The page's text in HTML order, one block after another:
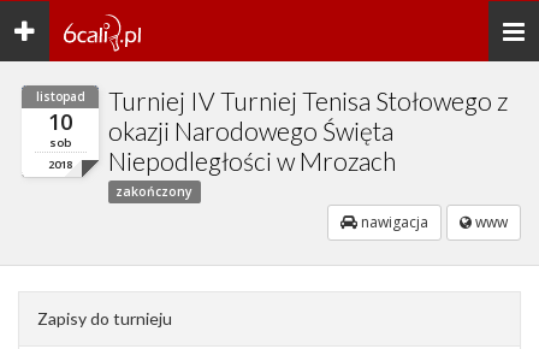
Toggle
navigation
listopad
10
sob
2018
Turniej IV Turniej Tenisa Stołowego z
okazji Narodowego Święta
Niepodległości w Mrozach
zakończony
nawigacja www
Zapisy do turnieju